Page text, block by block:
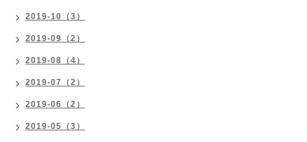
2019-10（3）
2019-09（2）
2019-08（4）
2019-07（2）
2019-06（2）
2019-05（3）